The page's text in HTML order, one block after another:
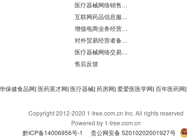
医疗器械网络销售备案
互联网药品信息服务资格证书
增值电商业务经营许可证
对外贸易经营者备案登记表/海关报关单位注册登记证书
医疗器械网络交易服务第三方平台备案凭证
售后反馈
保健食品网| 医药英才网| 医疗器械| 药房网| 爱爱医医学网| 百年医药网|
Copyright 2012-2020 1-tree.com.cn Inc. All rights reserved
Powered by 1-tree.com.cn
黔ICP备14006956号-1
贵公网安备 52010202001927号